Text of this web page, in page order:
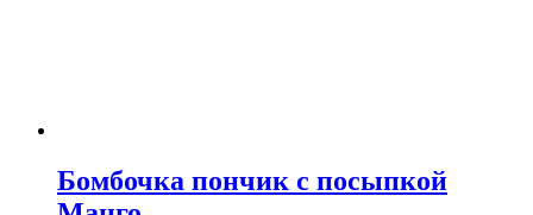
Бомбочка пончик с посыпкой